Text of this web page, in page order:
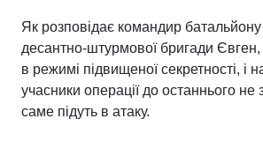
Здоров'я Туризм
Цікавинки Погода
Як розповідає командир
десантно-штурмової бригади Євген,
в режимі підвищеної секретності, і
учасники операції до останнього не
саме підуть в атаку.